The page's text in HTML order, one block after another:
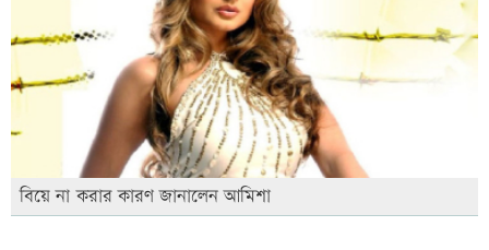
বিয়ে না করার কারণ জানালেন আমিশা